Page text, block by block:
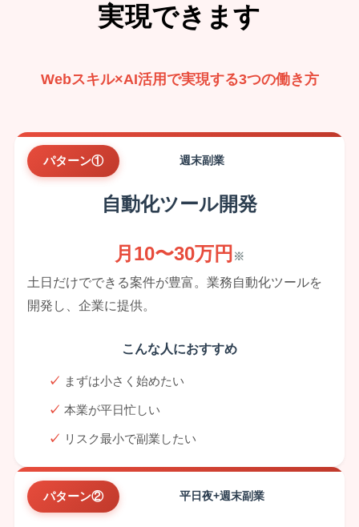
実現できます
Webスキル×AI活用で実現する3つの働き方
パターン① 週末副業
自動化ツール開発
月10〜30万円 ※
土日だけでできる案件が豊富。業務自動化ツールを
開発し、企業に提供。
こんな人におすすめ
まずは小さく始めたい
本業が平日忙しい
リスク最小で副業したい
パターン② 平日夜+週末副業